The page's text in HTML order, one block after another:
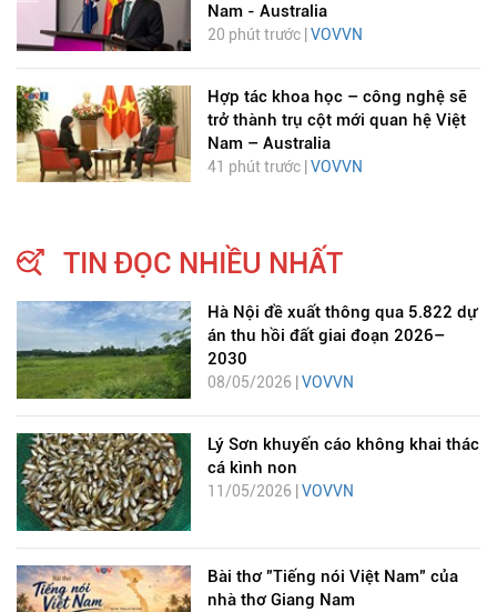
Nam - Australia
20 phút trước | VOVVN
Hợp tác khoa học – công nghệ sẽ
trở thành trụ cột mới quan hệ Việt
Nam – Australia
41 phút trước | VOVVN
TIN ĐỌC NHIỀU NHẤT
Hà Nội đề xuất thông qua 5.822 dự
án thu hồi đất giai đoạn 2026–
2030
08/05/2026 | VOVVN
Lý Sơn khuyến cáo không khai thác
cá kình non
11/05/2026 | VOVVN
Bài thơ "Tiếng nói Việt Nam" của
nhà thơ Giang Nam